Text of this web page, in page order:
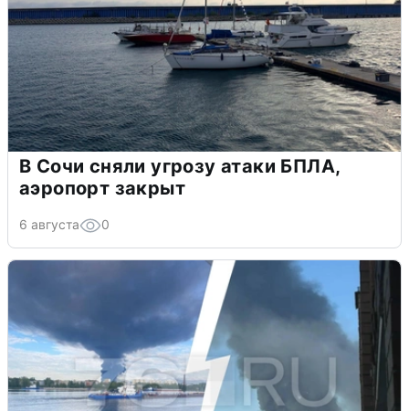
В Сочи сняли угрозу атаки БПЛА,
аэропорт закрыт
6 августа 0